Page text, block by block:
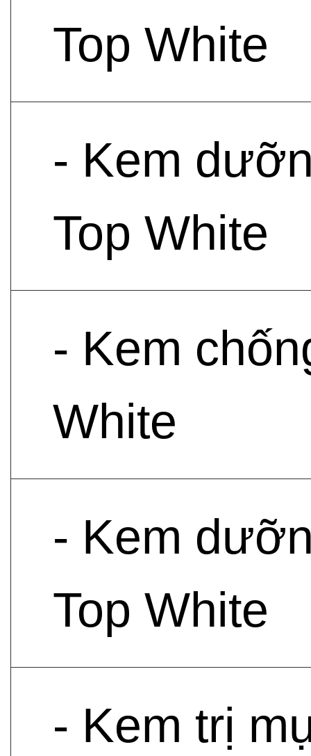
Top White
- Kem
Top White
- Kem
White
- Kem
Top White
- Kem trị